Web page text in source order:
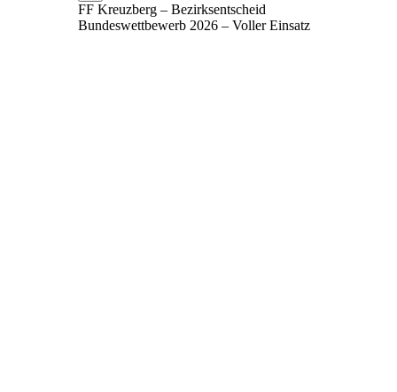
FF Kreuzberg – Bezirksentscheid
Bundeswettbewerb 2026 – Voller Einsatz